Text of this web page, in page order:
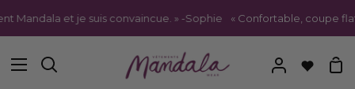
et je suis convaincue. » -Sophie « Confortable, coupe
Recherche
Mon